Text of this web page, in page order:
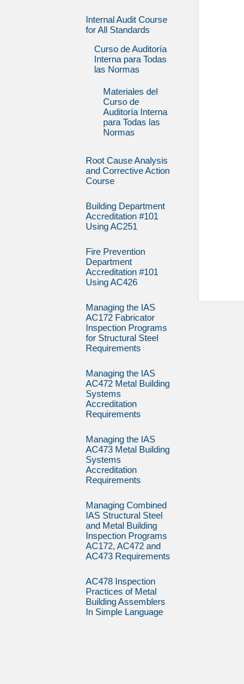
Internal Audit Course
for All Standards
Curso de Auditoría
Interna para Todas
las Normas
Materiales del
Curso de
Auditoría Interna
para Todas las
Normas
Root Cause Analysis
and Corrective Action
Course
Building Department
Accreditation #101
Using AC251
Fire Prevention
Department
Accreditation #101
Using AC426
Managing the IAS
AC172 Fabricator
Inspection Programs
for Structural Steel
Requirements
Managing the IAS
AC472 Metal Building
Systems
Accreditation
Requirements
Managing the IAS
AC473 Metal Building
Systems
Accreditation
Requirements
Managing Combined
IAS Structural Steel
and Metal Building
Inspection Programs
AC172, AC472 and
AC473 Requirements
AC478 Inspection
Practices of Metal
Building Assemblers
In Simple Language